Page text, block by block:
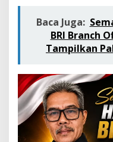
Baca Juga:
BRI Branch
Tampilkan